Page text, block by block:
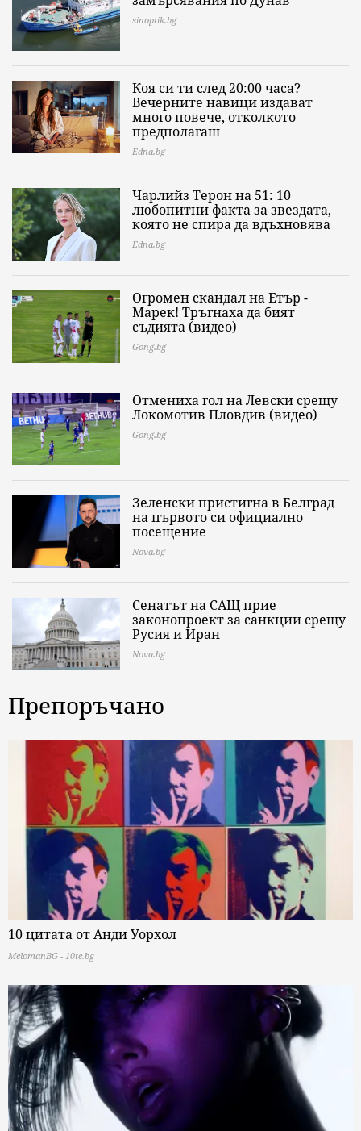
sinoptik.bg
Коя си ти след 20:00 часа?
Вечерните навици издават
много повече, отколкото
предполагаш
Edna.bg
Чарлийз Терон на 51: 10
любопитни факта за звездата,
която не спира да вдъхновява
Edna.bg
Огромен скандал на Етър -
Марек! Тръгнаха да бият
съдията (видео)
Gong.bg
Отмениха гол на Левски срещу
Локомотив Пловдив (видео)
Gong.bg
Зеленски пристигна в Белград
на първото си официално
посещение
Nova.bg
Сенатът на САЩ прие
законопроект за санкции срещу
Русия и Иран
Nova.bg
Препоръчано
10 цитата от Анди Уорхол
MelomanBG - 10te.bg